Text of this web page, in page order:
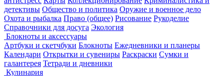
детективы Общество и политика Оружие и военное дело
Охота и рыбалка Право (общее) Рисование Рукоделие
Справочники для досуга Экология
Блокноты и аксессуары
Артбуки и скетчбуки Блокноты Ежедневники и планеры
Календари Открытки и сувениры Раскраски Сумки и
галантерея Тетради и дневники
Кулинария